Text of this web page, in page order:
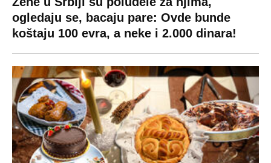
ogledaju se, bacaju pare: Ovde bunde
koštaju 100 evra, a neke i 2.000 dinara!